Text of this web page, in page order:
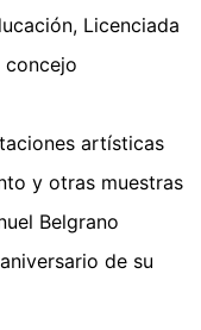
Licenciada
concejo
artísticas
y otras muestras
Belgrano
de su